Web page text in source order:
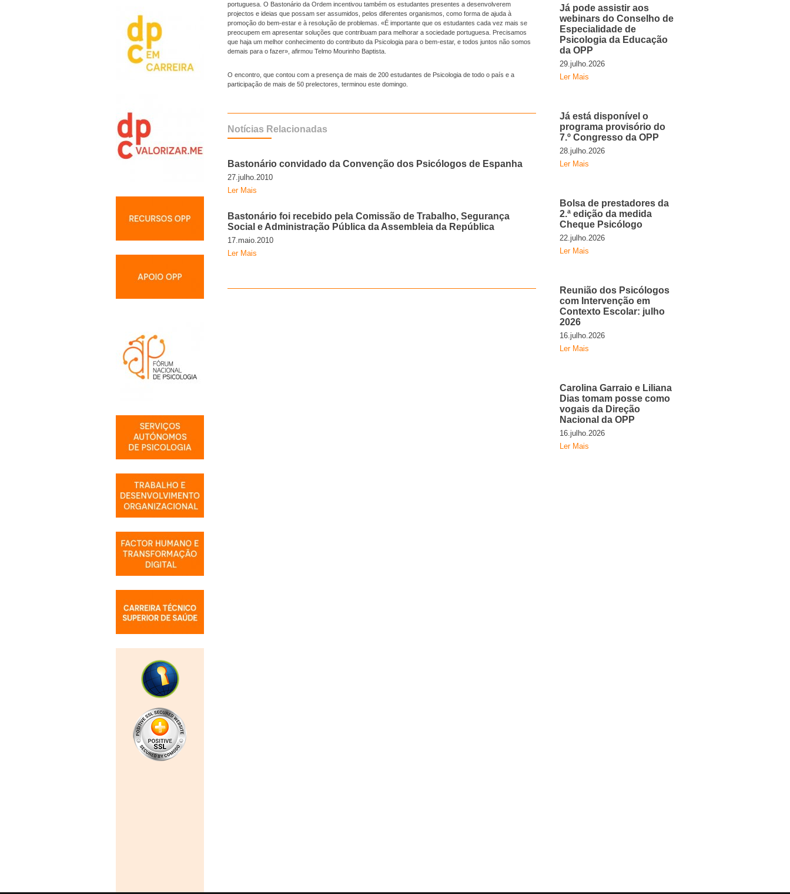
portuguesa. O Bastonário da Ordem incentivou também os estudantes presentes a desenvolverem
projectos e ideias que possam ser assumidos, pelos diferentes organismos, como forma de ajuda à
promoção do bem-estar e à resolução de problemas. «É importante que os estudantes cada vez mais se
preocupem em apresentar soluções que contribuam para melhorar a sociedade portuguesa. Precisamos
que haja um melhor conhecimento do contributo da Psicologia para o bem-estar, e todos juntos não somos
demais para o fazer», afirmou Telmo Mourinho Baptista.
O encontro, que contou com a presença de mais de 200 estudantes de Psicologia de todo o país e a
participação de mais de 50 prelectores, terminou este domingo.
Notícias Relacionadas
Bastonário convidado da Convenção dos Psicólogos de Espanha
27.julho.2010
Ler Mais
Bastonário foi recebido pela Comissão de Trabalho, Segurança
Social e Administração Pública da Assembleia da República
17.maio.2010
Ler Mais
Já pode assistir aos
webinars do Conselho de
Especialidade de
Psicologia da Educação
da OPP
29.julho.2026
Ler Mais
Já está disponível o
programa provisório do
7.º Congresso da OPP
28.julho.2026
Ler Mais
Bolsa de prestadores da
2.ª edição da medida
Cheque Psicólogo
22.julho.2026
Ler Mais
Reunião dos Psicólogos
com Intervenção em
Contexto Escolar: julho
2026
16.julho.2026
Ler Mais
Carolina Garraio e Liliana
Dias tomam posse como
vogais da Direção
Nacional da OPP
16.julho.2026
Ler Mais